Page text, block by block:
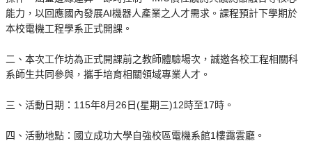
能力，以回應國內發展AI機器人產業之人才需求。課程預計下學期於
本校電機工程學系正式開課。
二、本次工作坊為正式開課前之教師體驗場次，誠邀各校工程相關科
系師生共同參與，攜手培育相關領域專業人才。
三、活動日期：115年8月26日(星期三)12時至17時。
四、活動地點：國立成功大學自強校區電機系館1樓靄雲廳。